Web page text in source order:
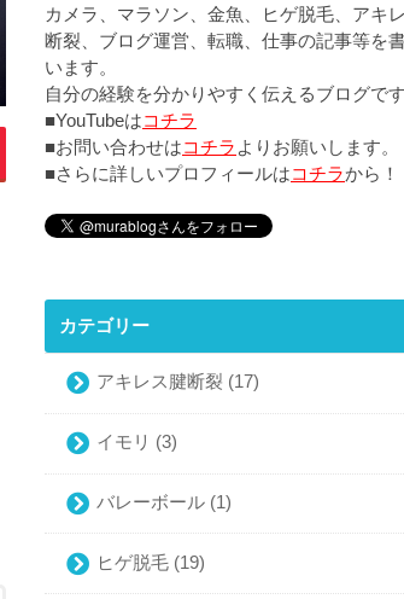
カメラ、マラソン、金魚、ヒゲ脱毛、アキ
断裂、ブログ運営、転職、仕事の記事等を
います。
自分の経験を分かりやすく伝えるブログです
■YouTubeはコチラ
■お問い合わせはコチラ よりお願いします。
■さらに詳しいプロフィールはコチラから！
カテゴリー
アキレス腱断裂 (17)
イモリ (3)
バレーボール (1)
ヒゲ脱毛 (19)